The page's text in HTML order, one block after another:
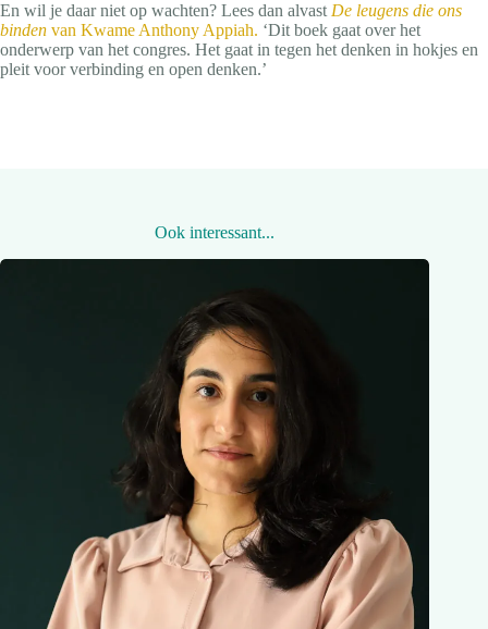
En wil je daar niet op wachten? Lees dan alvast De leugens die ons
binden van Kwame Anthony Appiah. ‘Dit boek gaat over het
onderwerp van het congres. Het gaat in tegen het denken in hokjes en
pleit voor verbinding en open denken.’
Ook interessant...